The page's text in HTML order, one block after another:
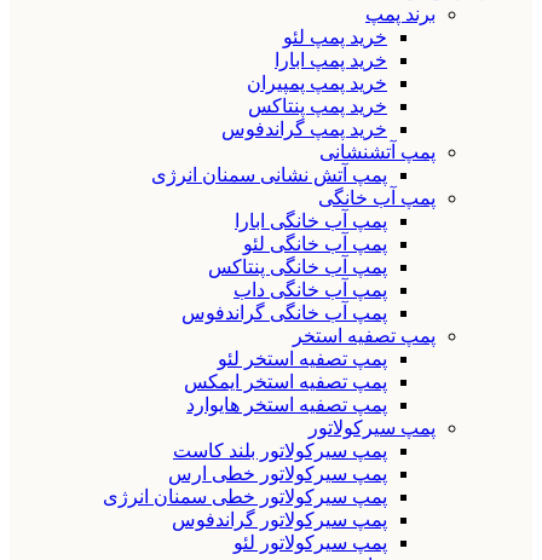
برند پمپ
خرید پمپ لئو
خرید پمپ ابارا
خرید پمپ پمپیران
خرید پمپ پنتاکس
خرید پمپ گراندفوس
پمپ آتشنشانی
پمپ آتش نشانی سمنان انرژی
پمپ آب خانگی
پمپ آب خانگی ابارا
پمپ آب خانگی لئو
پمپ آب خانگی پنتاکس
پمپ آب خانگی داب
پمپ آب خانگی گراندفوس
پمپ تصفیه استخر
پمپ تصفیه استخر لئو
پمپ تصفیه استخر ایمکس
پمپ تصفیه استخر هایوارد
پمپ سیرکولاتور
پمپ سیرکولاتور بلند کاست
پمپ سیرکولاتور خطی ارس
پمپ سیرکولاتور خطی سمنان انرژی
پمپ سیرکولاتور گراندفوس
پمپ سیرکولاتور لئو